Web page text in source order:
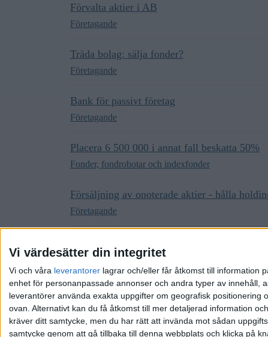
Vi värdesätter din integritet
Vi och våra leverantorer lagrar och/eller får åtkomst till information
enhet för personanpassade annonser och andra typer av innehåll,
leverantörer använda exakta uppgifter om geografisk
ovan. Alternativt kan du få åtkomst till mer detaljerad information
kräver ditt samtycke, men du har rätt att invända mot sådan
samtycke genom att gå tillbaka till denna webbplats och klicka på
Förvalta aktier i AB
Företagande
Träda bolag: sälja fonder?
Företagande
Bank för passivt företag
Företagande
Placera 6 500 000 i annat fall beskatta 50%
Fonder, fondrobotar och indexfonder
Försäljning av onoterade aktier - hålla
Företagande
Företagande